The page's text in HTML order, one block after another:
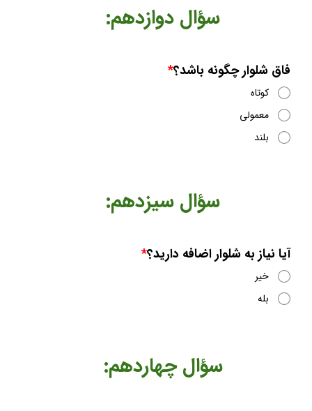
​​​​سؤال دوازدهم:
​​​​سؤال سیزدهم:
​​​​سؤال چهاردهم:
فاق شلوار چگونه باشد؟
کوتاه
معمولی
بلند
آیا نیاز به شلوار اضافه دارید؟
خیر
بله